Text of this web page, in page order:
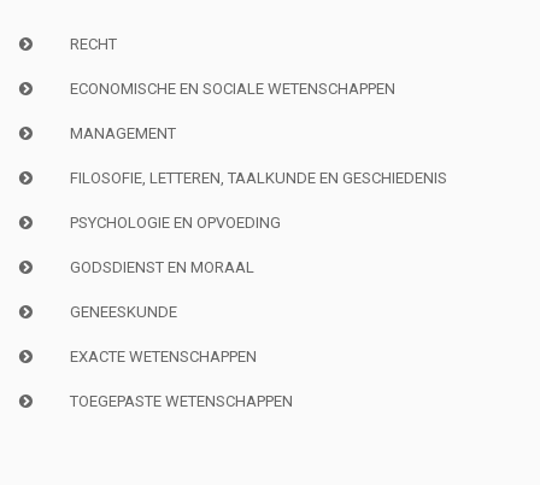
RECHT
ECONOMISCHE EN SOCIALE WETENSCHAPPEN
MANAGEMENT
FILOSOFIE, LETTEREN, TAALKUNDE EN GESCHIEDENIS
PSYCHOLOGIE EN OPVOEDING
GODSDIENST EN MORAAL
GENEESKUNDE
EXACTE WETENSCHAPPEN
TOEGEPASTE WETENSCHAPPEN